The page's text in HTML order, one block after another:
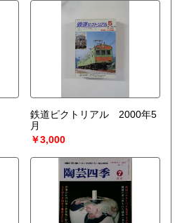
鉄道ピクトリアル 2000年5
月
￥3,000